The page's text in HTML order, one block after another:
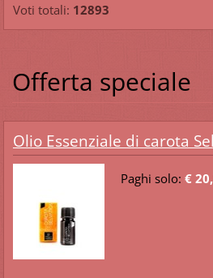
Voti totali: 12893
Offerta speciale
Olio Essenziale di carota
Paghi solo: €